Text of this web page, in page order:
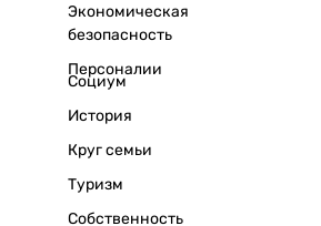
Экономическая
безопасность
Персоналии
Социум
История
Круг семьи
Туризм
Собственность